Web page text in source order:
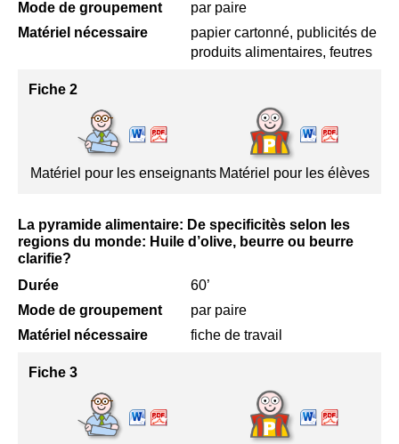
Mode de groupement
par paire
Matériel nécessaire
papier cartonné, publicités de
produits alimentaires, feutres
Fiche 2
Matériel pour les enseignants Matériel pour les élèves
La pyramide alimentaire: De specificitès selon les
regions du monde: Huile d’olive, beurre ou beurre
clarifie?
Durée
60’
Mode de groupement
par paire
Matériel nécessaire
fiche de travail
Fiche 3